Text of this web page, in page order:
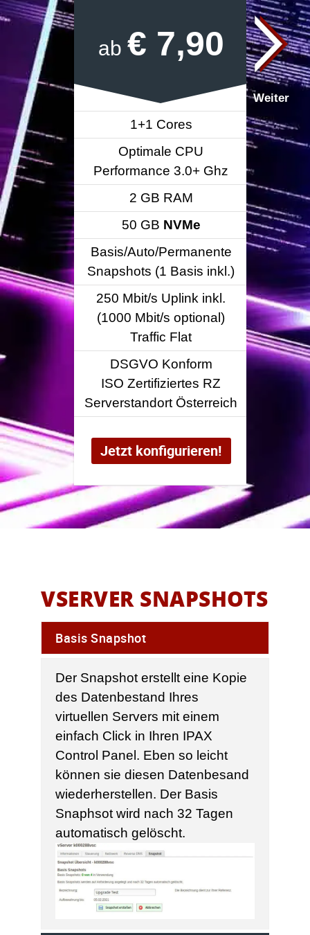
ab € 7,90
1+1 Cores
Optimale CPU
Performance 3.0+ Ghz
2 GB RAM
50 GB NVMe
Basis/Auto/Permanente
Snapshots (1 Basis inkl.)
250 Mbit/s Uplink inkl.
(1000 Mbit/s optional)
Traffic Flat
DSGVO Konform
ISO Zertifiziertes RZ
Serverstandort Österreich
Jetzt konfigurieren!
VSERVER SNAPSHOTS
Basis Snapshot
Der Snapshot erstellt eine Kopie
des Datenbestand Ihres
virtuellen Servers mit einem
einfach Click in Ihren IPAX
Control Panel. Eben so leicht
können sie diesen Datenbesand
wiederherstellen. Der Basis
Snaphsot wird nach 32 Tagen
automatisch gelöscht.